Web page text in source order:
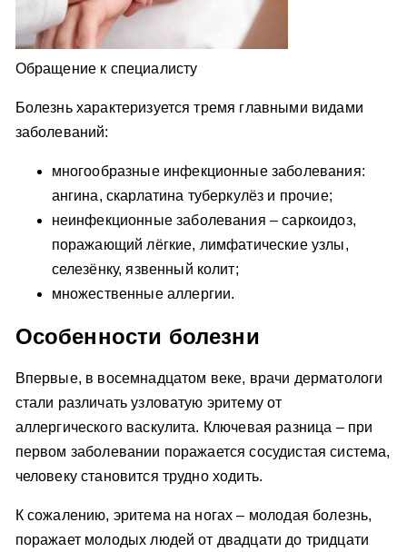
Обращение к специалисту
Болезнь характеризуется тремя главными видами
заболеваний:
многообразные инфекционные заболевания:
ангина, скарлатина туберкулёз и прочие;
неинфекционные заболевания – саркоидоз,
поражающий лёгкие, лимфатические узлы,
селезёнку, язвенный колит;
множественные аллергии.
Особенности болезни
Впервые, в восемнадцатом веке, врачи дерматологи
стали различать узловатую эритему от
аллергического васкулита. Ключевая разница – при
первом заболевании поражается сосудистая система,
человеку становится трудно ходить.
К сожалению, эритема на ногах – молодая болезнь,
поражает молодых людей от двадцати до тридцати